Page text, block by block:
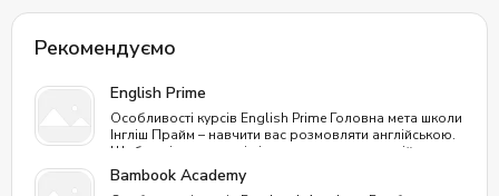
разом з англійською!
Рекомендуємо
English Prime
Особливості курсів English Prime Головна мета школи
Інгліш Прайм – навчити вас розмовляти англійською.
Щоб навіть люди, які ніколи не вивчали англійську
мову, оволоділи нею, як другою рідною. Процес
проходить природним шляхом, як у дитинстві, без
Bambook Academy